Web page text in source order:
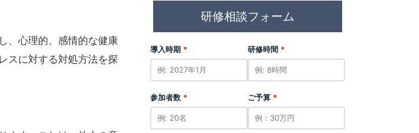
、心理的、感情的な健康
スに対する対処方法を探
研修相談フォーム
導入時期 * 研修時間 *
参加者数 * ご予算 *